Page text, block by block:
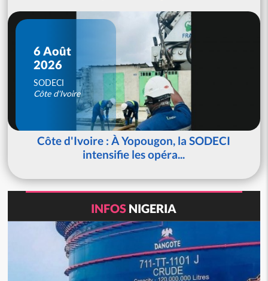
6 Août
2026
SODECI
Côte d'Ivoire
Côte d'Ivoire : À Yopougon, la SODECI
intensifie les opéra...
INFOS NIGERIA